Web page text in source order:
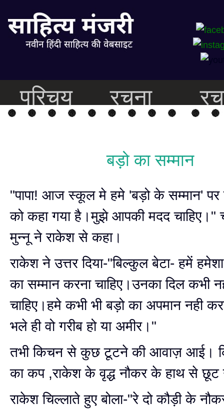
परिचय रचना
बड़ो का सम्मान
"पापा! आज स्कूल मे हमे 'बड़ो के सम्मान'
को कहा गया है।मुझे आपकी मदद चाहिए।"
मुन्नू ने राकेश से कहा।
राकेश ने उत्तर दिया-"बिल्कुल बेटा- हमें
का सम्मान करना चाहिए।उनका दिल कभी
चाहिए।हमे कभी भी बड़ो का अपमान नही
भले ही वो गरीब हो या अमीर।"
तभी किचन से कुछ टूटने की आवाज़ आई।
का कप ,राकेश के वृद्ध नौकर के हाथ से छूट
राकेश चिल्लाते हुए बोला-"रे दो कौड़ी के